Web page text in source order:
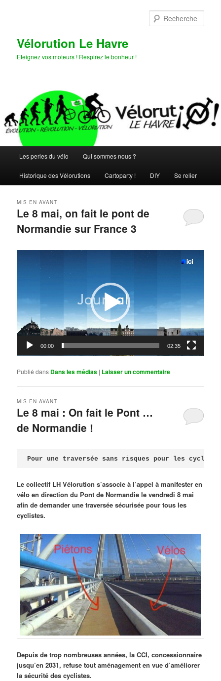
Vélorution Le Havre
Eteignez vos moteurs ! Respirez le bonheur !
principal
Les perles du vélo Qui sommes nous ?
Historique des Vélorutions Cartoparty ! DIY Se relier
Le 8 mai, on fait le pont de
Normandie sur France 3
MIS EN AVANT
00:00 02:35
Publié dans Dans les médias | Laisser un commentaire
Le 8 mai : On fait le Pont …
de Normandie !
MIS EN AVANT
Pour une traversée sans risques pour les
Le collectif LH Vélorution s’associe à l’appel à manifester en
vélo en direction du Pont de Normandie le vendredi 8 mai
afin de demander une traversée sécurisée pour tous les
cyclistes.
Depuis de trop nombreuses années, la CCI, concessionnaire
jusqu’en 2031, refuse tout aménagement en vue d’améliorer
la sécurité des cyclistes.